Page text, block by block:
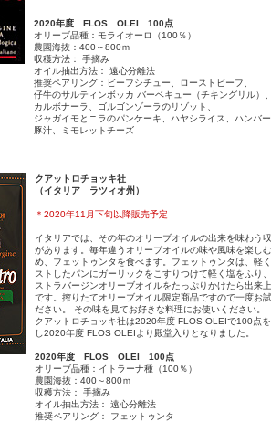
2020年度 FLOS OLEI 100点
オリーブ品種：モライオーロ（100％）
農園海抜：400～800ｍ
収穫方法： 手摘み
オイル抽出方法： 遠心分離法
推奨ペアリング：ビーフシチュー、ローストビーフ、
仔牛のサルティンボッカ バーベキュー（チキングリル）
カルボナーラ、ゴルゴンゾーラのリゾット、
ジャガイモとニラのパンケーキ、ハヤシライス、ハンバ
豚汁、ミモレットチーズ
クアットロチョッキ社
（イタリア ラツィオ州）
＊2020年11月下旬以降販売予定
イタリアでは、その年のオリーブオイルの出来を味わう
があります。毎年違うオリーブオイルの味や風味を楽し
め、フェットゥンタを食べます。フェットゥンタは、軽
ストしたパンにガーリックをこすりつけて軽く塩をふり
ストラバージンオリーブオイルをたっぷりかけたら出来
です。搾りたてオリーブオイル限定商品ですので一度お
ださい。 その味を見てお好きな料理にお使いください。
クアットロチョッキ社は2020年度 FLOS OLEIで100点
し2020年度 FLOS OLEIより殿堂入りとなりました。
2020年度 FLOS OLEI 100点
オリーブ品種：イトラーナ種（100％）
農園海抜：400～800ｍ
収穫方法： 手摘み
オイル抽出方法： 遠心分離法
推奨ペアリング： フェットゥンタ